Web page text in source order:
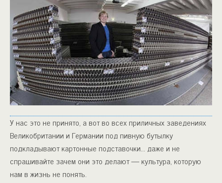
У нас это не принято, а вот во всех приличных заведениях
Великобритании и Германии под пивную бутылку
подкладывают картонные подставочки… даже и не
спрашивайте зачем они это делают — культура, которую
нам в жизнь не понять.